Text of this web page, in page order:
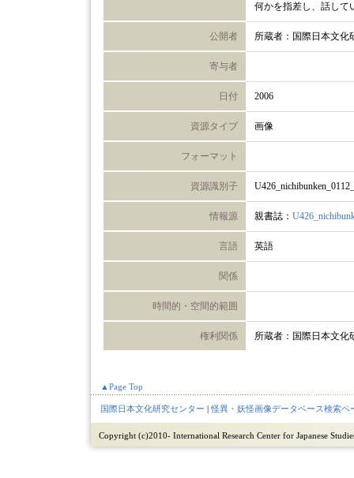
何かを指差し、話して
公開者 所蔵者：国際日本文化
寄与者
日付 2006
資源タイプ 画像
フォーマット
資源識別子
情報源 親書誌：
言語 英語
関係
時間的・空間的範囲
権利関係 所蔵者：国際日本文化
▲Page Top
国際日本文化研究センター |怪異・妖怪画像データベース検索ペ
Copyright (c)2010- International Research Center for Japanese